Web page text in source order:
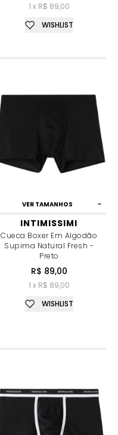
1 x R$ 89,00
WISHLIST
VER TAMANHOS
INTIMISSIMI
Cueca Boxer Em Algodão
Supima Natural Fresh -
Preto
R$ 89,00
1 x R$ 89,00
WISHLIST